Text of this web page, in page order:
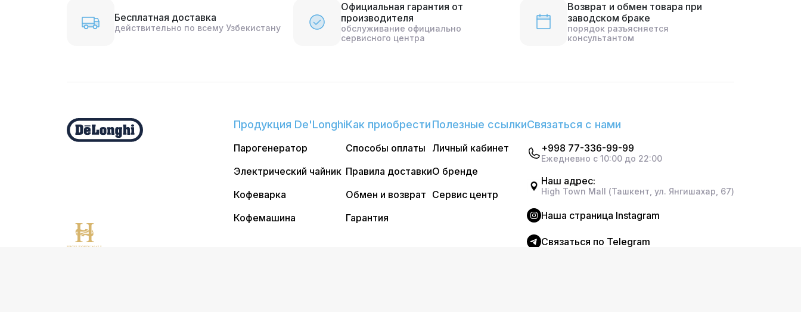
Бесплатная доставка
действительно по всему Узбекистану
Официальная гарантия от
производителя
обслуживание официально
сервисного центра
Возврат и обмен товара при
заводском браке
порядок разъясняется
консультантом
Продукция De'Longhi
Парогенератор
Электрический чайник
Кофеварка
Кофемашина
Как приобрести
Способы оплаты
Правила доставки
Обмен и возврат
Гарантия
Полезные ссылки
Личный кабинет
О бренде
Сервис центр
Связаться с нами
+998 77-336-99-99
Ежедневно с 10:00 до 22:00
Наш адрес:
High Town Mall (Ташкент, ул. Янгишахар, 67)
Наша страница Instagram
Cвязаться по Telegram